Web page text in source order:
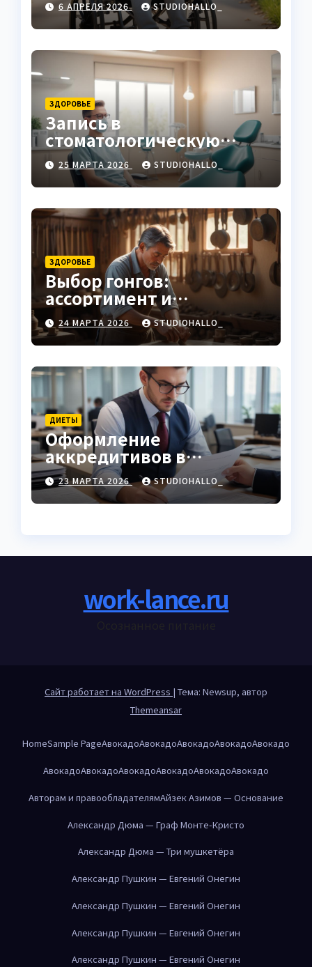
6 АПРЕЛЯ 2026 STUDIOHALLO_
ЗДОРОВЬЕ
Запись в
стоматологическую
клинику
25 МАРТА 2026 STUDIOHALLO_
ЗДОРОВЬЕ
Выбор гонгов:
ассортимент и
характеристики
24 МАРТА 2026 STUDIOHALLO_
ДИЕТЫ
Оформление
аккредитивов в
международной
торговле
23 МАРТА 2026 STUDIOHALLO_
work-lance.ru
Сайт работает на WordPress | Тема: Newsup, автор
Themeansar
HomeSample PageАвокадоАвокадоАвокадоАвокадоАвокадо
АвокадоАвокадоАвокадоАвокадоАвокадоАвокадо
Авторам и правообладателямАйзек Азимов — Основание
Александр Дюма — Граф Монте-Кристо
Александр Дюма — Три мушкетёра
Александр Пушкин — Евгений Онегин
Александр Пушкин — Евгений Онегин
Александр Пушкин — Евгений Онегин
Александр Пушкин — Евгений Онегин